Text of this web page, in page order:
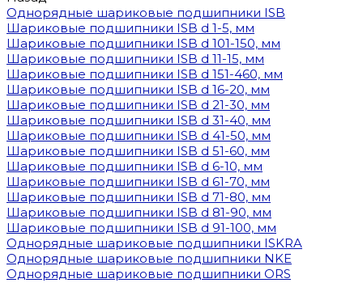
Однорядные шариковые подшипники ISB
Шариковые подшипники ISB d 1-5, мм
Шариковые подшипники ISB d 101-150, мм
Шариковые подшипники ISB d 11-15, мм
Шариковые подшипники ISB d 151-460, мм
Шариковые подшипники ISB d 16-20, мм
Шариковые подшипники ISB d 21-30, мм
Шариковые подшипники ISB d 31-40, мм
Шариковые подшипники ISB d 41-50, мм
Шариковые подшипники ISB d 51-60, мм
Шариковые подшипники ISB d 6-10, мм
Шариковые подшипники ISB d 61-70, мм
Шариковые подшипники ISB d 71-80, мм
Шариковые подшипники ISB d 81-90, мм
Шариковые подшипники ISB d 91-100, мм
Однорядные шариковые подшипники ISKRA
Однорядные шариковые подшипники NKE
Однорядные шариковые подшипники ORS